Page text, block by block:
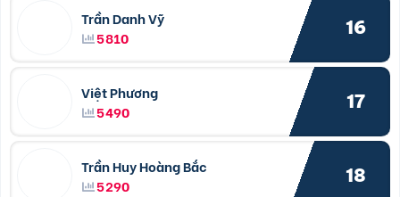
Trần Danh Vỹ
5810
16
Việt Phương
5490
17
Trần Huy Hoàng Bắc
5290
18